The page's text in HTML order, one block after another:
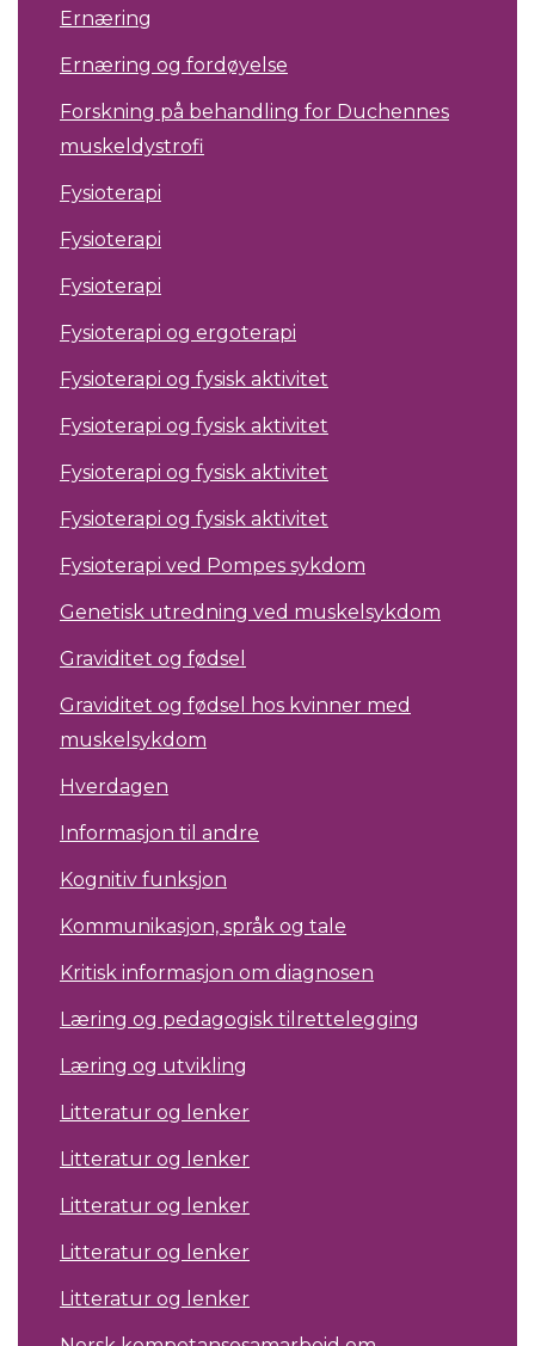
Ernæring
Ernæring og fordøyelse
Forskning på behandling for Duchennes
muskeldystrofi
Fysioterapi
Fysioterapi
Fysioterapi
Fysioterapi og ergoterapi
Fysioterapi og fysisk aktivitet
Fysioterapi og fysisk aktivitet
Fysioterapi og fysisk aktivitet
Fysioterapi og fysisk aktivitet
Fysioterapi ved Pompes sykdom
Genetisk utredning ved muskelsykdom
Graviditet og fødsel
Graviditet og fødsel hos kvinner med
muskelsykdom
Hverdagen
Informasjon til andre
Kognitiv funksjon
Kommunikasjon, språk og tale
Kritisk informasjon om diagnosen
Læring og pedagogisk tilrettelegging
Læring og utvikling
Litteratur og lenker
Litteratur og lenker
Litteratur og lenker
Litteratur og lenker
Litteratur og lenker